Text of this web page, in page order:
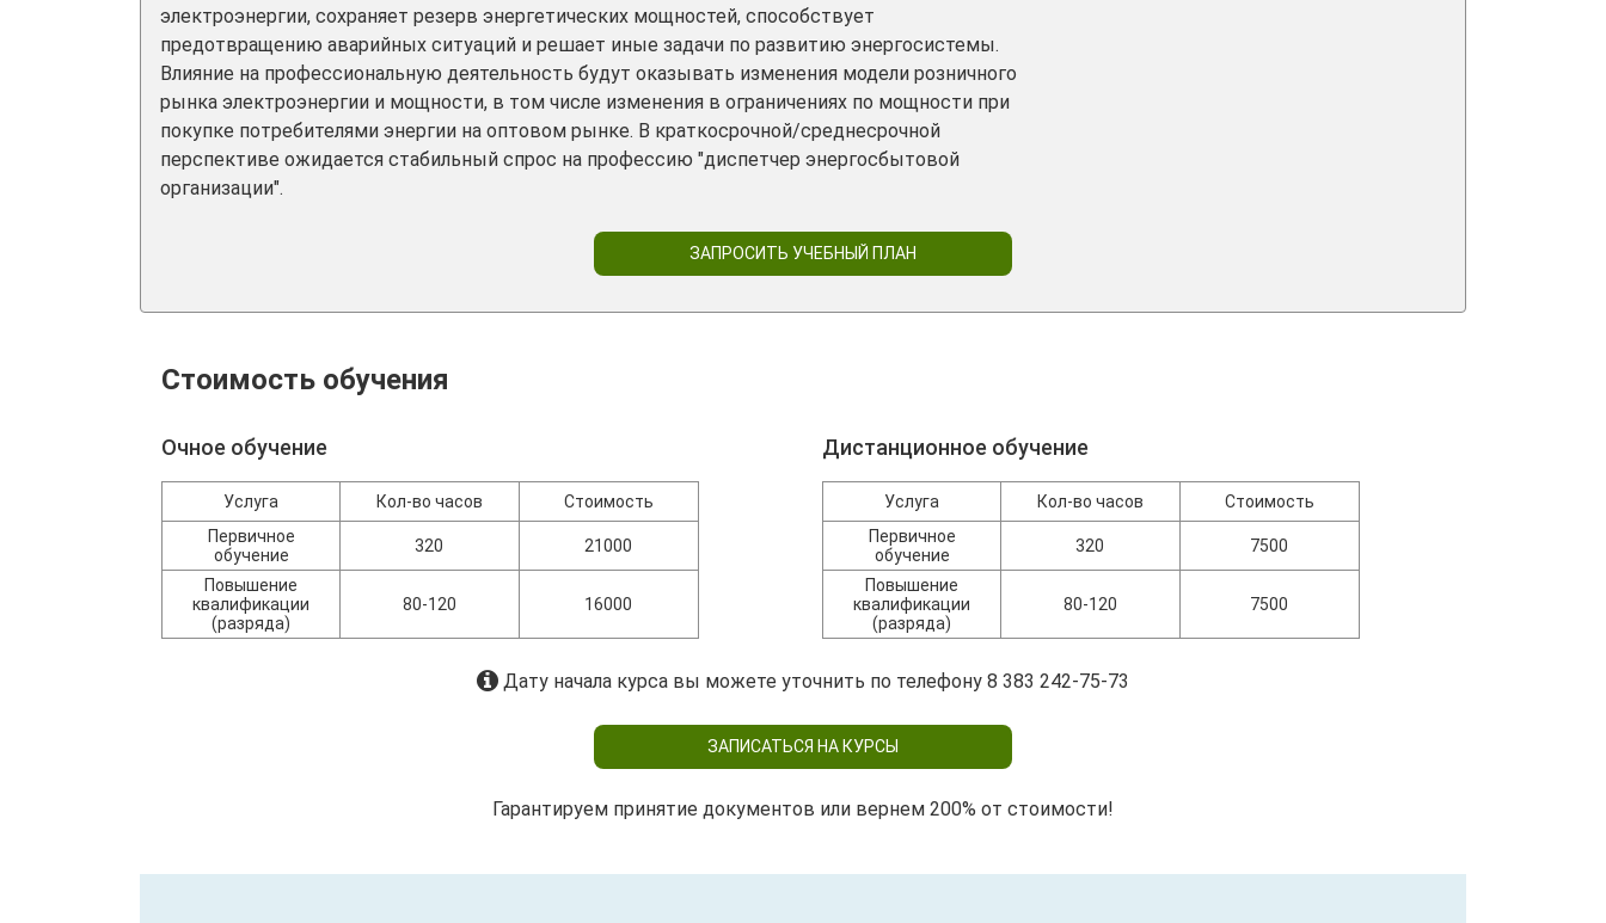
электроэнергии, сохраняет резерв энергетических мощностей, способствует
предотвращению аварийных ситуаций и решает иные задачи по развитию энергосистемы.
Влияние на профессиональную деятельность будут оказывать изменения модели розничного
рынка электроэнергии и мощности, в том числе изменения в ограничениях по мощности при
покупке потребителями энергии на оптовом рынке. В краткосрочной/среднесрочной
перспективе ожидается стабильный спрос на профессию "диспетчер энергосбытовой
организации".
ЗАПРОСИТЬ УЧЕБНЫЙ ПЛАН
Стоимость обучения
Очное обучение
Услуга Кол-во часов
Стоимость
Первичное
обучение
320 21000
Повышение
квалификации
(разряда)
80-120 16000
Дистанционное обучение
Услуга Кол-во часов
Стоимость
Первичное
обучение
320 7500
Повышение
квалификации
(разряда)
80-120 7500
Дату начала курса вы можете уточнить по телефону 8 383 242-75-73
ЗАПИСАТЬСЯ НА КУРСЫ
Гарантируем принятие документов или вернем 200% от стоимости!